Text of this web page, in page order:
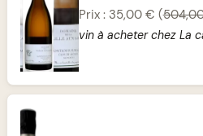
Prix : 35,00 € (
vin à acheter chez La